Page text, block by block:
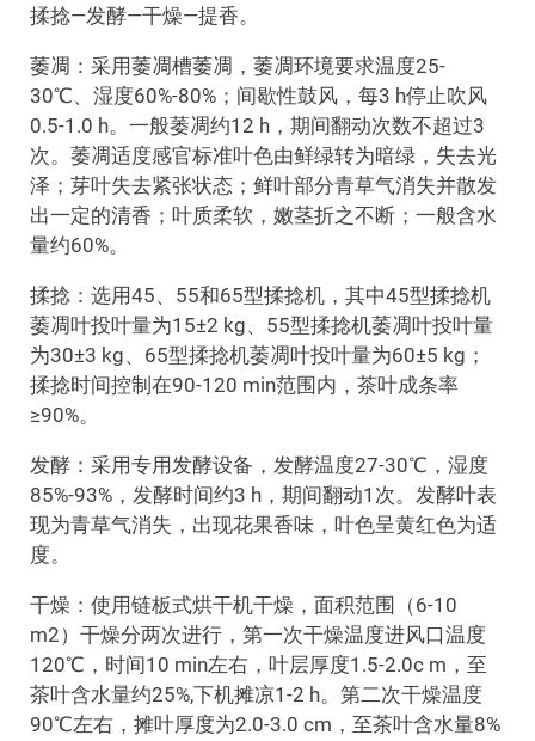
揉捻—发酵—干燥—提香。
萎凋：采用萎凋槽萎凋，萎凋环境要求温度25-
30℃、湿度60%-80%；间歇性鼓风，每3 h停止吹风
0.5-1.0 h。一般萎凋约12 h，期间翻动次数不超过3
次。萎凋适度感官标准叶色由鲜绿转为暗绿，失去光
泽；芽叶失去紧张状态；鲜叶部分青草气消失并散发
出一定的清香；叶质柔软，嫩茎折之不断；一般含水
量约60%。
揉捻：选用45、55和65型揉捻机，其中45型揉捻机
萎凋叶投叶量为15±2 kg、55型揉捻机萎凋叶投叶量
为30±3 kg、65型揉捻机萎凋叶投叶量为60±5 kg；
揉捻时间控制在90-120 min范围内，茶叶成条率
≥90%。
发酵：采用专用发酵设备，发酵温度27-30℃，湿度
85%-93%，发酵时间约3 h，期间翻动1次。发酵叶表
现为青草气消失，出现花果香味，叶色呈黄红色为适
度。
干燥：使用链板式烘干机干燥，面积范围（6-10
m2）干燥分两次进行，第一次干燥温度进风口温度
120℃，时间10 min左右，叶层厚度1.5-2.0c m，至
茶叶含水量约25%,下机摊凉1-2 h。第二次干燥温度
90℃左右，摊叶厚度为2.0-3.0 cm，至茶叶含水量8%